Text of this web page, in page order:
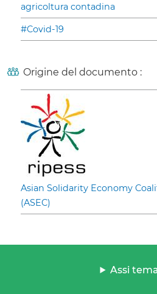
agricoltura contadina
#Covid-19
Origine del documento :
Asian Solidarity Economy
(ASEC)
Assi